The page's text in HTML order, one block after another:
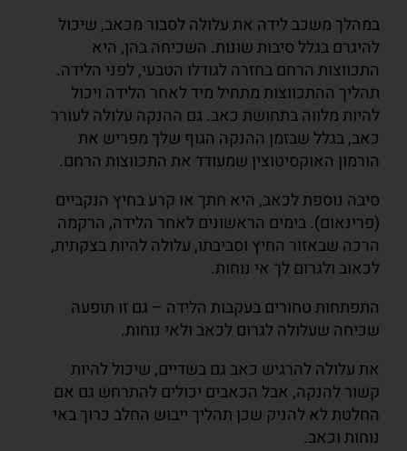
במהלך משכב לידה את עלולה לסבור מכאב, שיכול
להיגרם בגלל סיבות שונות. השכיחה בהן, היא
התכווצות הרחם בחזרה לגודלו הטבעי, לפני הלידה.
תהליך ההתכווצות מתחיל מיד לאחר הלידה ויכול
להיות מלווה בתחושת כאב. גם ההנקה עלולה לעורר
כאב, בגלל שבזמן ההנקה הגוף שלך מפריש את
הורמון האוקסיטוצין שמעודד את התכווצות הרחם.
סיבה נוספת לכאב, היא חתך או קרע בחיץ הנקביים
(פרינאום). בימים הראשונים לאחר הלידה, הרקמה
הרכה שבאזור החיץ וסביבתו, עלולה להיות בצקתית,
לכאוב ולגרום לך אי נוחות.
התפתחות טחורים בעקבות הלידה – גם זו תופעה
שכיחה שעלולה לגרום לכאב ולאי נוחות.
את עלולה להרגיש כאב גם בשדיים, שיכול להיות
קשור להנקה, אבל הכאבים יכולים להתרחש גם אם
החלטת לא להניק שכן תהליך ייבוש החלב כרוך באי
נוחות וכאב.